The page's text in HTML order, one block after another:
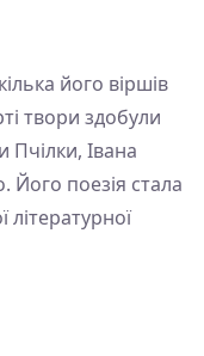
його віршів
твори здобули
Івана
Його поезія стала